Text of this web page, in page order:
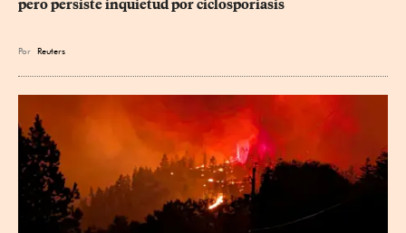
pero persiste inquietud por ciclosporiasis
Por Reuters